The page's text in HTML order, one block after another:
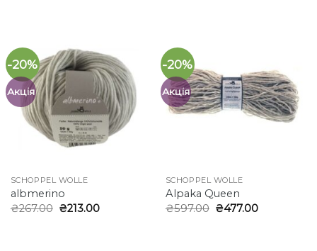
-20%
Акція
SCHOPPEL WOLLE
albmerino
₴267.00 Оригінальна
₴213.00Поточна
-20%
Акція
SCHOPPEL WOLLE
Alpaka Queen
₴597.00 Оригінальна
₴477.00Поточна